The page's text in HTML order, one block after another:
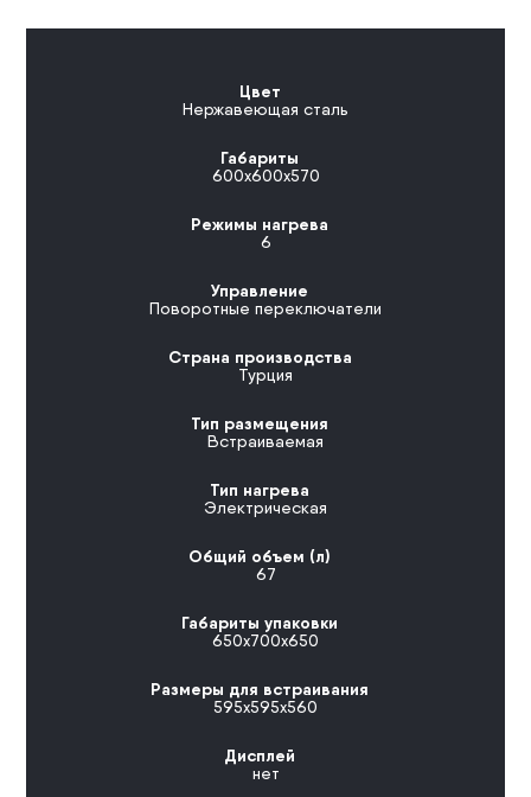
Цвет
Нержавеющая сталь
Габариты
600x600x570
Режимы нагрева
6
Управление
Поворотные переключатели
Страна производства
Турция
Тип размещения
Встраиваемая
Тип нагрева
Электрическая
Общий объем (л)
67
Габариты упаковки
650x700x650
Размеры для встраивания
595x595x560
Дисплей
нет